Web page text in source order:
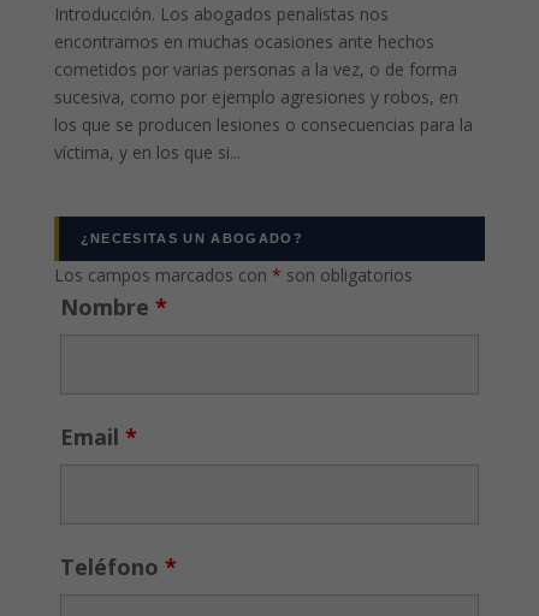
Introducción. Los abogados penalistas nos
encontramos en muchas ocasiones ante hechos
cometidos por varias personas a la vez, o de forma
sucesiva, como por ejemplo agresiones y robos, en
los que se producen lesiones o consecuencias para la
víctima, y en los que si...
¿NECESITAS UN ABOGADO?
Los campos marcados con * son obligatorios
Nombre *
Email *
Teléfono *